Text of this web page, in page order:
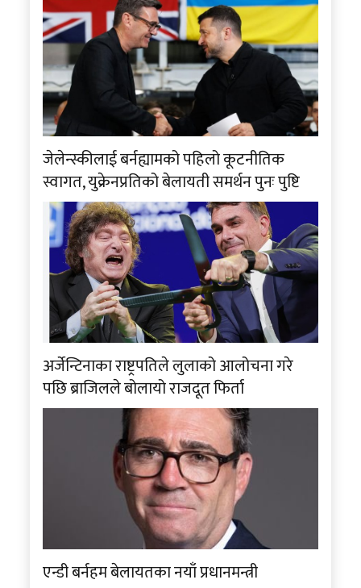
जेलेन्स्कीलाई बर्नह्यामको पहिलो कूटनीतिक
स्वागत, युक्रेनप्रतिको बेलायती समर्थन पुनः पुष्टि
अर्जेन्टिनाका राष्ट्रपतिले लुलाको आलोचना गरे
पछि ब्राजिलले बोलायो राजदूत फिर्ता
एन्डी बर्नहम बेलायतका नयाँ प्रधानमन्त्री